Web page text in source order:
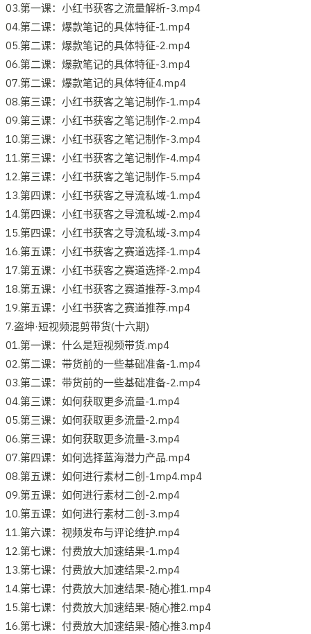
03.第一课：小红书获客之流量解析-3.mp4
04.第二课：爆款笔记的具体特征-1.mp4
05.第二课：爆款笔记的具体特征-2.mp4
06.第二课：爆款笔记的具体特征-3.mp4
07.第二课：爆款笔记的具体特征4.mp4
08.第三课：小红书获客之笔记制作-1.mp4
09.第三课：小红书获客之笔记制作-2.mp4
10.第三课：小红书获客之笔记制作-3.mp4
11.第三课：小红书获客之笔记制作-4.mp4
12.第三课：小红书获客之笔记制作-5.mp4
13.第四课：小红书获客之导流私域-1.mp4
14.第四课：小红书获客之导流私域-2.mp4
15.第四课：小红书获客之导流私域-3.mp4
16.第五课：小红书获客之赛道选择-1.mp4
17.第五课：小红书获客之赛道选择-2.mp4
18.第五课：小红书获客之赛道推荐-3.mp4
19.第五课：小红书获客之赛道推荐.mp4
7.盗坤·短视频混剪带货(十六期)
01.第一课：什么是短视频带货.mp4
02.第二课：带货前的一些基础准备-1.mp4
03.第二课：带货前的一些基础准备-2.mp4
04.第三课：如何获取更多流量-1.mp4
05.第三课：如何获取更多流量-2.mp4
06.第三课：如何获取更多流量-3.mp4
07.第四课：如何选择蓝海潜力产品.mp4
08.第五课：如何进行素材二创-1mp4.mp4
09.第五课：如何进行素材二创-2.mp4
10.第五课：如何进行素材二创-3.mp4
11.第六课：视频发布与评论维护.mp4
12.第七课：付费放大加速结果-1.mp4
13.第七课：付费放大加速结果-2.mp4
14.第七课：付费放大加速结果-随心推1.mp4
15.第七课：付费放大加速结果-随心推2.mp4
16.第七课：付费放大加速结果-随心推3.mp4